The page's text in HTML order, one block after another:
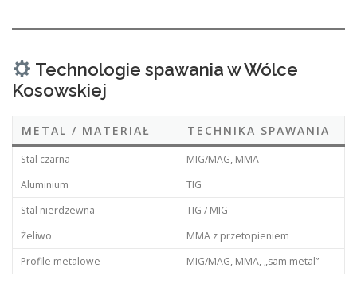
Technologie spawania w Wólce
Kosowskiej
METAL / MATERIAŁ TECHNIKA SPAWANIA
Stal czarna
MIG/MAG, MMA
Aluminium
TIG
Stal nierdzewna
TIG / MIG
Żeliwo
MMA z przetopieniem
Profile metalowe
MIG/MAG, MMA, „sam metal”